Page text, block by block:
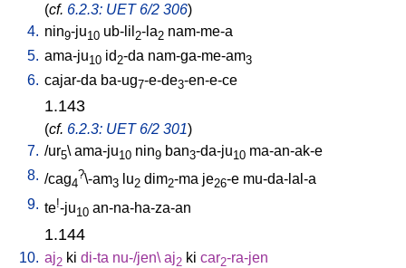
(cf. 6.2.3: UET 6/2 306)
4. nin9-ju10 ub-lil 2-la2 nam-me-a
5. ama-ju10 id 2-da nam-ga-me-am3
6. cajar-da ba-ug7-e-de3-en-e-ce
1.143
(cf. 6.2.3: UET 6/2 301)
7. /ur5\ ama-ju10 nin9 ban3-da-ju10 ma-an-ak-e
8. /cag4
?\-am3 lu2 dim2-ma je26-e mu-da-lal-a
9. te!-ju10 an-na-ha-za-an
1.144
10. aj2 ki di-ta nu-/jen\ aj2 ki car2-ra-jen